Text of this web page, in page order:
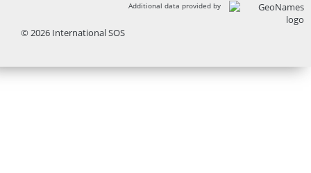
Additional data provided by
© 2026 International SOS